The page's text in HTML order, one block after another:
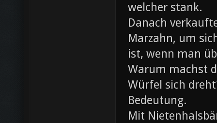
welcher stank.
Danach
Marzahn, um
ist, wenn man
Warum machst
Würfel sich
Bedeutung.
Mit